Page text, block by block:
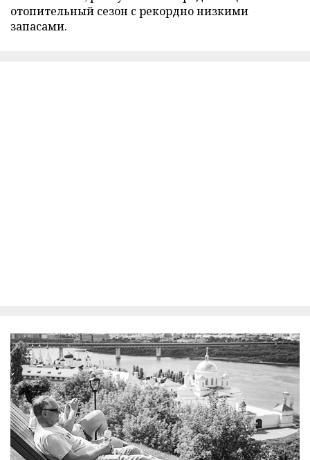
отопительный сезон с рекордно низкими
запасами.